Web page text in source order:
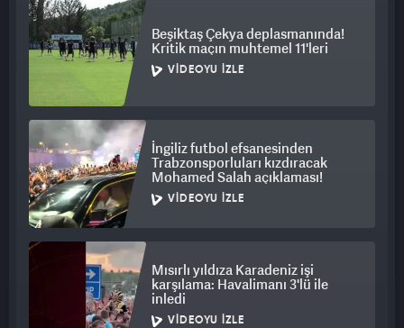
Beşiktaş Çekya deplasmanında!
Kritik maçın muhtemel 11'leri
VIDEOYU İZLE
İngiliz futbol efsanesinden
Trabzonsporluları kızdıracak
Mohamed Salah açıklaması!
VIDEOYU İZLE
Mısırlı yıldıza Karadeniz işi
karşılama: Havalimanı 3'lü ile
inledi
VIDEOYU İZLE